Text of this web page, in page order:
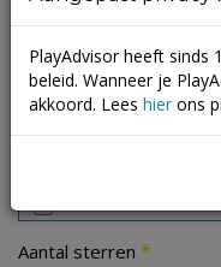
Aantal sterren *
PlayAdvisor heeft sinds
beleid. Wanneer je
akkoord. Lees hier ons